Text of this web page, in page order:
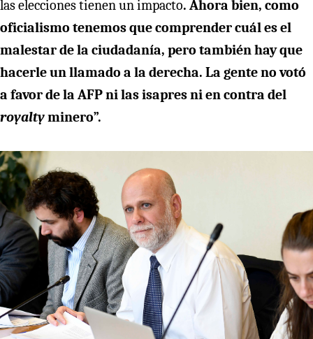
las elecciones tienen un impacto. Ahora bien, como
oficialismo tenemos que comprender cuál es el
malestar de la ciudadanía, pero también hay que
hacerle un llamado a la derecha. La gente no votó
a favor de la AFP ni las isapres ni en contra del
royaltyminero”.